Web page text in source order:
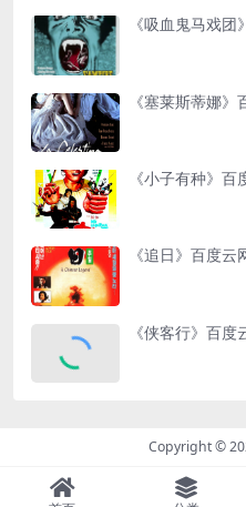
《吸血鬼马戏团
《塞莱斯蒂娜》
《小子有种》百
《追日》百度云
《侠客行》百度
Copyright ©